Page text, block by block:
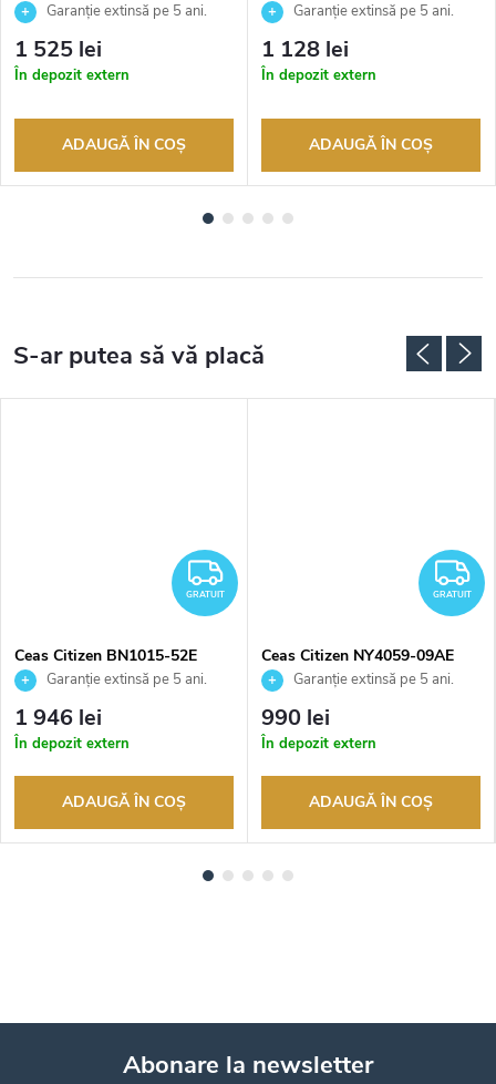
Garanție extinsă pe 5 ani.
Până la 100 de zile pentru
returnarea bunurilor. Vânzător
autorizat
1 525 lei
În depozit extern
ADAUGĂ ÎN COŞ
Garanție extinsă pe 5 ani.
Până la 100 de zile pentru
returnarea bunurilor. Vânzător
autorizat
1 128 lei
În depozit extern
ADAUGĂ ÎN COŞ
GRATUIT
GRATUIT
Ceas Citizen BN1015-52E
Garanție extinsă pe 5 ani.
Până la 100 de zile pentru
returnarea bunurilor. Vânzător
autorizat
1 946 lei
În depozit extern
ADAUGĂ ÎN COŞ
GRATUIT
Ceas Citizen NY4059-09AE
Garanție extinsă pe 5 ani.
Până la 100 de zile pentru
returnarea bunurilor. Vânzător
autorizat
990 lei
În depozit extern
ADAUGĂ ÎN COŞ
Abonare la newsletter